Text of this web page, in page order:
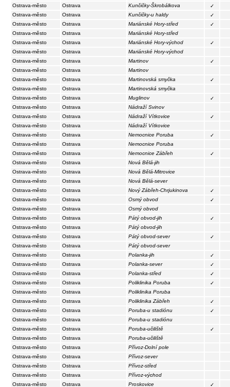
Ostrava-město
Ostrava Kunčičky-Škrobálkova
✓
Ostrava-město
Ostrava Kunčičky-u haldy
✓
Ostrava-město
Ostrava Mariánské Hory-střed
✓
Ostrava-město
Ostrava
Mariánské Hory-střed
Ostrava-město
Ostrava Mariánské Hory-východ
✓
Ostrava-město
Ostrava
Mariánské Hory-východ
Ostrava-město
Ostrava Martinov
✓
Ostrava-město
Ostrava
Martinov
Ostrava-město
Ostrava Martinovská smyčka
✓
Ostrava-město
Ostrava
Martinovská smyčka
Ostrava-město
Ostrava Muglinov
✓
Ostrava-město
Ostrava
Nádraží Svinov
Ostrava-město
Ostrava Nádraží Vítkovice
✓
Ostrava-město
Ostrava
Nádraží Vítkovice
Ostrava-město
Ostrava Nemocnice Poruba
✓
Ostrava-město
Ostrava
Nemocnice Poruba
Ostrava-město
Ostrava Nemocnice Zábřeh
✓
Ostrava-město
Ostrava
Nová Bělá-jih
Ostrava-město
Ostrava
Nová Bělá-Mitrovice
Ostrava-město
Ostrava
Nová Bělá-sever
Ostrava-město
Ostrava Nový Zábřeh-Chrjukinova
✓
Ostrava-město
Ostrava Osmý obvod
✓
Ostrava-město
Ostrava
Osmý obvod
Ostrava-město
Ostrava Pátý obvod-jih
✓
Ostrava-město
Ostrava
Pátý obvod-jih
Ostrava-město
Ostrava Pátý obvod-sever
✓
Ostrava-město
Ostrava
Pátý obvod-sever
Ostrava-město
Ostrava Polanka-jih
✓
Ostrava-město
Ostrava Polanka-sever
✓
Ostrava-město
Ostrava Polanka-střed
✓
Ostrava-město
Ostrava Poliklinika Poruba
✓
Ostrava-město
Ostrava
Poliklinika Poruba
Ostrava-město
Ostrava Poliklinika Zábřeh
✓
Ostrava-město
Ostrava Poruba-u stadiónu
✓
Ostrava-město
Ostrava
Poruba-u stadiónu
Ostrava-město
Ostrava Poruba-učiliště
✓
Ostrava-město
Ostrava
Poruba-učiliště
Ostrava-město
Ostrava
Přívoz-Dolní pole
Ostrava-město
Ostrava
Přívoz-sever
Ostrava-město
Ostrava
Přívoz-střed
Ostrava-město
Ostrava
Přívoz-východ
Ostrava-město
Ostrava Proskovice
✓